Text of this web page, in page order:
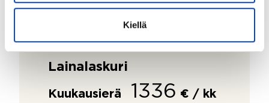
Kiellä
Lainalaskuri
Kuukausierä 1336 € / kk